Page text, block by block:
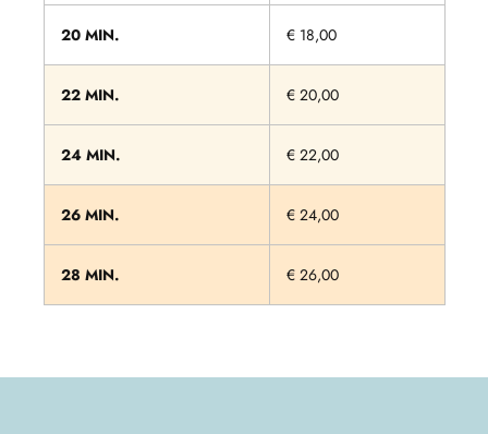
20 MIN. € 18,00
22 MIN. € 20,00
24 MIN. € 22,00
26 MIN. € 24,00
28 MIN. € 26,00